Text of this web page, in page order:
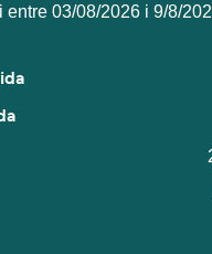
entre 03/08/2026 i 9/8/